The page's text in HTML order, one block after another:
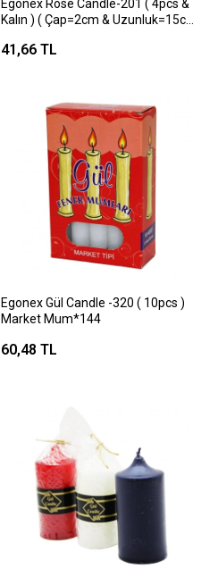
Egonex Rose Candle-201 ( 4pcs &
Kalın ) ( Çap=2cm & Uzunluk=15cm
41,66 TL
Egonex Gül Candle -320 ( 10pcs )
Market Mum*144
60,48 TL